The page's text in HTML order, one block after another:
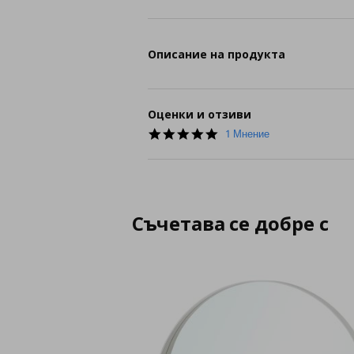
Описание на продукта
Оценки и отзиви
5.0
1 Мнение
Съчетава се добре с